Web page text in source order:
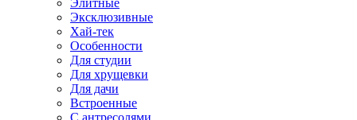
Элитные
Эксклюзивные
Хай-тек
Особенности
Для студии
Для хрущевки
Для дачи
Встроенные
С антресолями